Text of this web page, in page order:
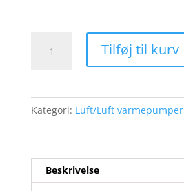
KVHM2-
luft/luft
STK.
Tilføj til kurv
Kategori: Luft/Luft varmepumper
Beskrivelse